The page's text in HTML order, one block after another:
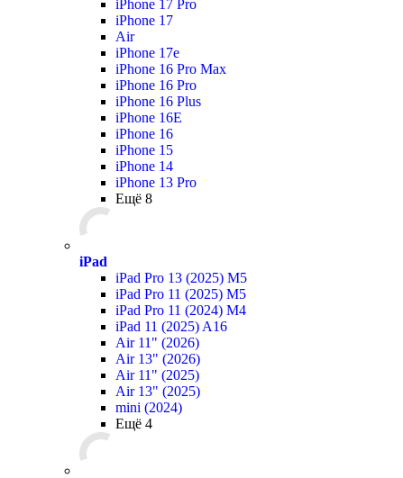
iPhone 17 Pro
iPhone 17
Air
iPhone 17e
iPhone 16 Pro Max
iPhone 16 Pro
iPhone 16 Plus
iPhone 16E
iPhone 16
iPhone 15
iPhone 14
iPhone 13 Pro
Ещё 8
iPad
iPad Pro 13 (2025) M5
iPad Pro 11 (2025) M5
iPad Pro 11 (2024) M4
iPad 11 (2025) A16
Air 11" (2026)
Air 13" (2026)
Air 11" (2025)
Air 13" (2025)
mini (2024)
Ещё 4